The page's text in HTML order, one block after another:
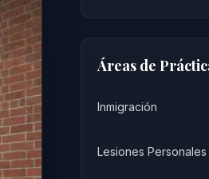
Áreas de
Inmigración
Lesiones Personales